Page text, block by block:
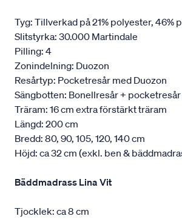
Tyg: Tillverkad på 21% polyester, 46%
Slitstyrka: 30.000 Martindale
Pilling: 4
Zonindelning: Duozon
Resårtyp: Pocketresår med Duozon
Sängbotten: Bonellresår +
Träram: 16 cm extra förstärkt träram
Längd: 200 cm
Bredd: 80, 90, 105, 120, 140 cm
Höjd: ca 32 cm (exkl. ben &
Bäddmadrass Lina Vit
Tjocklek: ca 8 cm